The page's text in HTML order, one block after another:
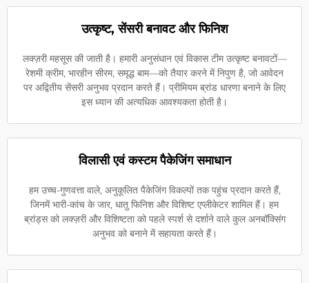
उत्कृष्ट, सेंसरी बनावट और फिनिश
लक्ज़री महसूस की जाती है। हमारी अनुसंधान एवं विकास टीम उत्कृष्ट बनावटों—
रेशमी क्रीम, भारहीन सीरम, समृद्ध बाम—को तैयार करने में निपुण है, जो आवेदन
पर अद्वितीय सेंसरी अनुभव प्रदान करते हैं। प्रीमियम ब्रांड धारणा बनाने के लिए
इस ध्यान की अत्यधिक आवश्यकता होती है।
विलासी एवं कस्टम पैकेजिंग समाधान
हम उच्च-गुणवत्ता वाले, अनुकूलित पैकेजिंग विकल्पों तक पहुंच प्रदान करते हैं,
जिनमें भारी-कांच के जार, धातु फिनिश और विशिष्ट एप्लीकेटर शामिल हैं। हम
ब्रांड्स को लक्ज़री और विशिष्टता को पहले स्पर्श से दर्शाने वाले कुल अनबॉक्सिंग
अनुभव को बनाने में सहायता करते हैं।